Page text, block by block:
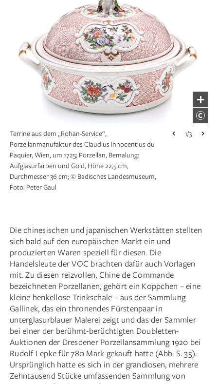
Terrine aus dem „Rohan-Service“,
Porzellanmanufaktur des Claudius Innocentius du
Paquier, Wien, um 1725; Porzellan, Bemalung:
Aufglasur­farben und Gold, Höhe 22,5 cm,
Durchmesser 36 cm; © Badisches Landesmuseum,
Foto: Peter Gaul
1/3
Anton Bustelli, wohl Porzellanmanufaktur
Nymphenburg, vor 1763 (?); Porzellan, unbemalt,
Höhe 8,5 cm, Breite 8 cm, Tiefe 6 cm; © Badisches
Landesmuseum, Foto: Peter Gaul
Groteskenkanne, Porzellanmanufaktur Meißen, um
1725–1730; Porzellan, unbemalt, Höhe 13 cm, Länge
Die chinesischen und japanischen Werkstätten stellten
sich bald auf den europäischen Markt ein und
produzierten Waren speziell für diesen. Die
Handelsleute der VOC brachten dafür auch Vorlagen
mit. Zu diesen reizvollen, Chine de Commande
bezeichneten Porzellanen, gehört ein Koppchen – eine
kleine henkellose Trinkschale – aus der Sammlung
Gallinek, das ein thronendes Fürstenpaar in
unterglasurblauer Malerei zeigt und das der Sammler
bei einer der berühmt-berüchtigten Doubletten-
Auktionen der Dresdener Porzellansammlung 1920 bei
Rudolf Lepke für 780 Mark gekauft hatte (Abb. S. 35).
Ursprünglich hatte es sich in der grandiosen, mehrere
Zehntausend Stücke umfassenden Sammlung von